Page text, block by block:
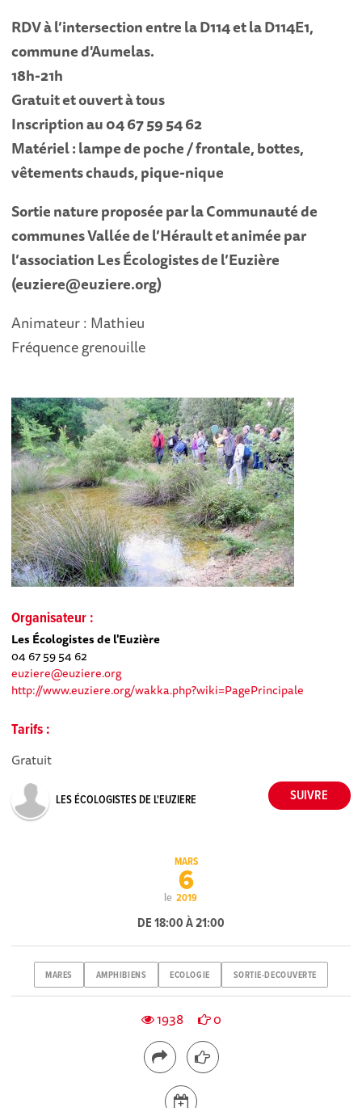
RDV à l’intersection entre la D114 et la D114E1,
commune d'Aumelas.
18h-21h
Gratuit et ouvert à tous
Inscription au 04 67 59 54 62
Matériel : lampe de poche / frontale, bottes,
vêtements chauds, pique-nique
Sortie nature proposée par la Communauté de
communes Vallée de l’Hérault et animée par
l’association Les Écologistes de l’Euzière
(euziere@euziere.org)
Animateur : Mathieu
Fréquence grenouille
Organisateur :
Les Écologistes de l'Euzière
04 67 59 54 62
euziere@euziere.org
http://www.euziere.org/wakka.php?wiki=PagePrincipale
Tarifs :
Gratuit
LES ÉCOLOGISTES DE L'EUZIERE
le
MARS
6
2019
DE 18:00 À 21:00
MARES AMPHIBIENS ECOLOGIE SORTIE-DECOUVERTE
1938 0